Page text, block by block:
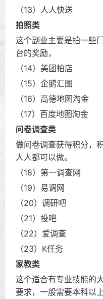
（13）人人快送
拍照类
这个副业主要是拍一些
台的奖励，
（14）美团拍店
（15）企鹅汇图
（16）高德地图淘金
（17）百度地图淘金
问卷调查类
做问卷调查获得积分，
人人都可以做。
（18）第一调查网
（19）易调网
（20）调研吧
（21）投吧
（22）爱调查
（23）K任务
家教类
这个适合有专业技能的
要求，一般需要本科以